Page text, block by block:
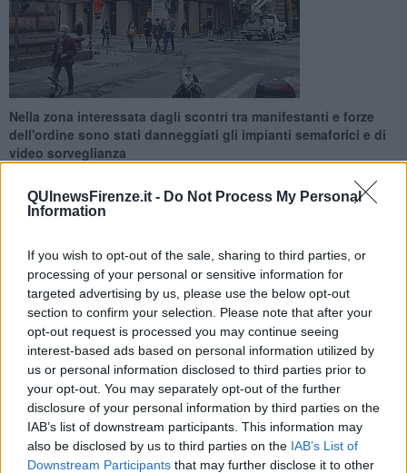
QUInewsFirenze.it - Do Not Process My Personal
Information
If you wish to opt-out of the sale, sharing to third parties, or
processing of your personal or sensitive information for
targeted advertising by us, please use the below opt-out
section to confirm your selection. Please note that after your
opt-out request is processed you may continue seeing
interest-based ads based on personal information utilized by
us or personal information disclosed to third parties prior to
your opt-out. You may separately opt-out of the further
disclosure of your personal information by third parties on the
IAB’s list of downstream participants. This information may
also be disclosed by us to third parties on the IAB’s List of
Downstream Participants that may further disclose it to other
Nella zona interessata dagli scontri tra manifestanti e forze
dell'ordine sono stati danneggiati gli impianti semaforici e di
video sorveglianza
FIRENZE —
Semafori vandalizzati e telecamere accecate fanno
parte dei danni registrati dopo la guerriglia urbana che ha
interessato la zona di piazza Strozzi, tra piazza della Repubblica e
via Tornabuoni.
Oltre alle fioriere spaccate ed i cestini dei rifiuti divelti nel conto dei
danni sono entrate anche le centraline di controllo dell'impianto
semaforico di via Tornabuoni e delle telecamere di
videosorveglianza sul crocevia in direzione di piazza Santa Maria
Novella.